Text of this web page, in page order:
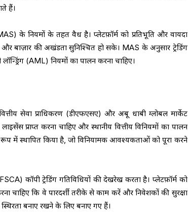
हैं।
के नियमों के तहत वैध है। प्लेटफ़ॉर्म को प्रतिभूति और वायदा
बाज़ार की अखंडता सुनिश्चित हो सके। MAS के अनुसार ट्रेडिंग
(AML) नियमों का पालन करना चाहिए।
सेवा प्राधिकरण (डीएफएसए) और अबू धाबी ग्लोबल मार्केट
प्राप्त करना चाहिए और स्थानीय वित्तीय विनियमों का पालन
में स्थापित किया है, जो विनियामक आवश्यकताओं को पूरा करने
कॉपी ट्रेडिंग गतिविधियों की देखरेख करता है। प्लेटफ़ॉर्म को
चाहिए कि वे पारदर्शी तरीके से काम करें और निवेशकों की सुरक्षा
बनाए रखने के लिए बनाए गए हैं।